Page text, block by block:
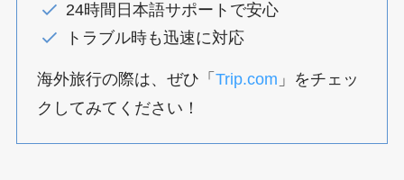
24時間日本語サポートで安心
トラブル時も迅速に対応
海外旅行の際は、ぜひ「Trip.com 」をチェッ
クしてみてください！